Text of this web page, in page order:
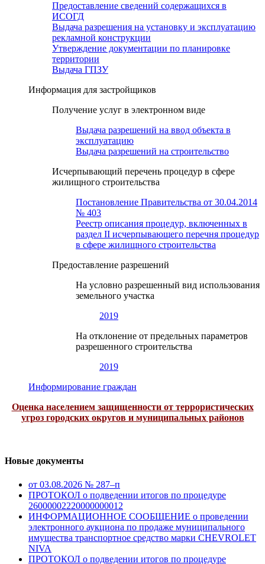
Предоставление сведений содержащихся в
ИСОГД
Выдача разрешения на установку и эксплуатацию
рекламной конструкции
Утверждение документации по планировке
территории
Выдача ГПЗУ
Информация для застройщиков
Получение услуг в электронном виде
Выдача разрешений на ввод объекта в
эксплуатацию
Выдача разрешений на строительство
Исчерпывающий перечень процедур в сфере
жилищного строительства
Постановление Правительства от 30.04.2014
№ 403
Реестр описания процедур, включенных в
раздел II исчерпывающего перечня процедур
в сфере жилищного строительства
Предоставление разрешений
На условно разрешенный вид использования
земельного участка
2019
На отклонение от предельных параметров
разрешенного строительства
2019
Информирование граждан
Оценка населением защищенности от террористических
угроз городских округов и муниципальных районов
Новые документы
от 03.08.2026 № 287–п
ПРОТОКОЛ о подведении итогов по процедуре
26000002220000000012
ИНФОРМАЦИОННОЕ СООБЩЕНИЕ о проведении
электронного аукциона по продаже муниципального
имущества транспортное средство марки CHEVROLET
NIVA
ПРОТОКОЛ о подведении итогов по процедуре